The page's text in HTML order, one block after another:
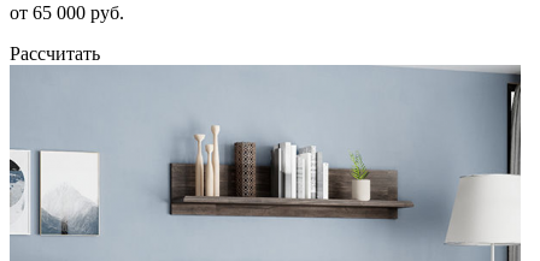
от 65 000 руб.
Рассчитать